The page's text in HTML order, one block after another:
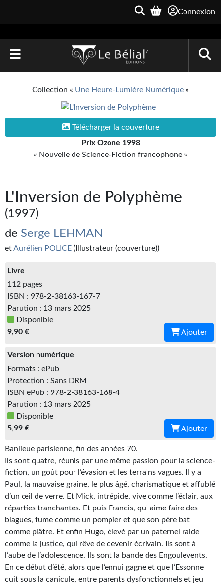
Connexion
Quarante-Deux
Kvasar
Pulps
Wotan
Étoiles vives
Yellow Submarine
NUMÉRIQUE
Romans et recueils
Une Heure-Lumière
Nouvelles
Bifrost
Gratuit
Sans DRM
BIFROST
Tous les numéros
En numérique
S'abonner
Les critiques
Collection « Une Heure-Lumière Numérique »
Télécharger la couverture
Prix Ozone 1998
« Nouvelle de Science-Fiction francophone »
L'Inversion de Polyphème
(1997)
de Serge LEHMAN
etAurélien POLICE (Illustrateur (couverture))
Livre
112 pages
ISBN : 978-2-38163-167-7
Parution : 13 mars 2025
Disponible
9,90 €
Ajouter
Version numérique
Formats : ePub
Protection : Sans DRM
ISBN ePub : 978-2-38163-168-4
Parution : 13 mars 2025
Disponible
5,99 €
Ajouter
Banlieue parisienne, fin des années 70.
Ils sont quatre, réunis par une même passion pour la science-
fiction, un goût pour l’évasion et les terrains vagues. Il y a
Paul, la mauvaise graine, le plus âgé, charismatique et affublé
d’un œil de verre. Et Mick, intrépide, vive comme l’éclair, aux
réparties tranchantes. Et puis Francis, qui aime faire des
blagues, fume comme un pompier et que son père bat
comme plâtre. Et enfin Hugo, élevé par un paternel raide
comme la justice, qui rêve de devenir écrivain. Ils sont à
l’aube de l’adolescence. Ils sont la bande des Engoulevents.
En ce début d’été, alors que l’ennui gagne et que l’Essonne
cuit sous la canicule, entre parents dysfonctionnels et jeu